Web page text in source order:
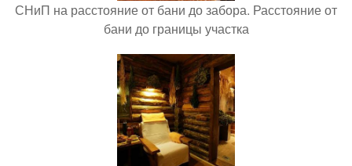
СНиП на расстояние от бани до забора. Расстояние от
бани до границы участка